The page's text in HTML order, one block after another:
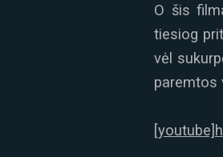
O šis
tiesiog
vėl
paremtos